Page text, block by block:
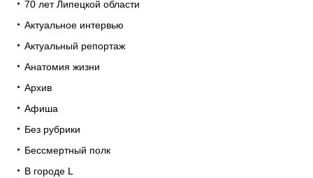
70 лет Липецкой области
Актуальное интервью
Актуальный репортаж
Анатомия жизни
Архив
Афиша
Без рубрики
Бессмертный полк
В городе L